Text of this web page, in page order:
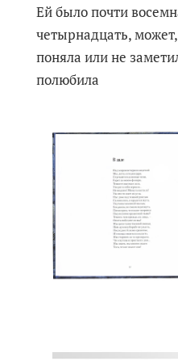
Ей было почти
четырнадцать,
поняла или не
полюбила